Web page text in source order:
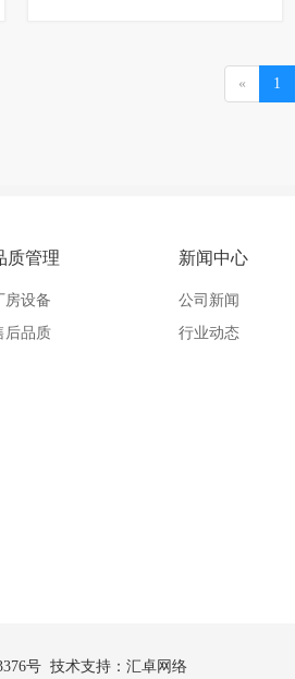
« 1
质管理
房设备
后品质
新闻中心
公司新闻
行业动态
号 技术支持：汇卓网络